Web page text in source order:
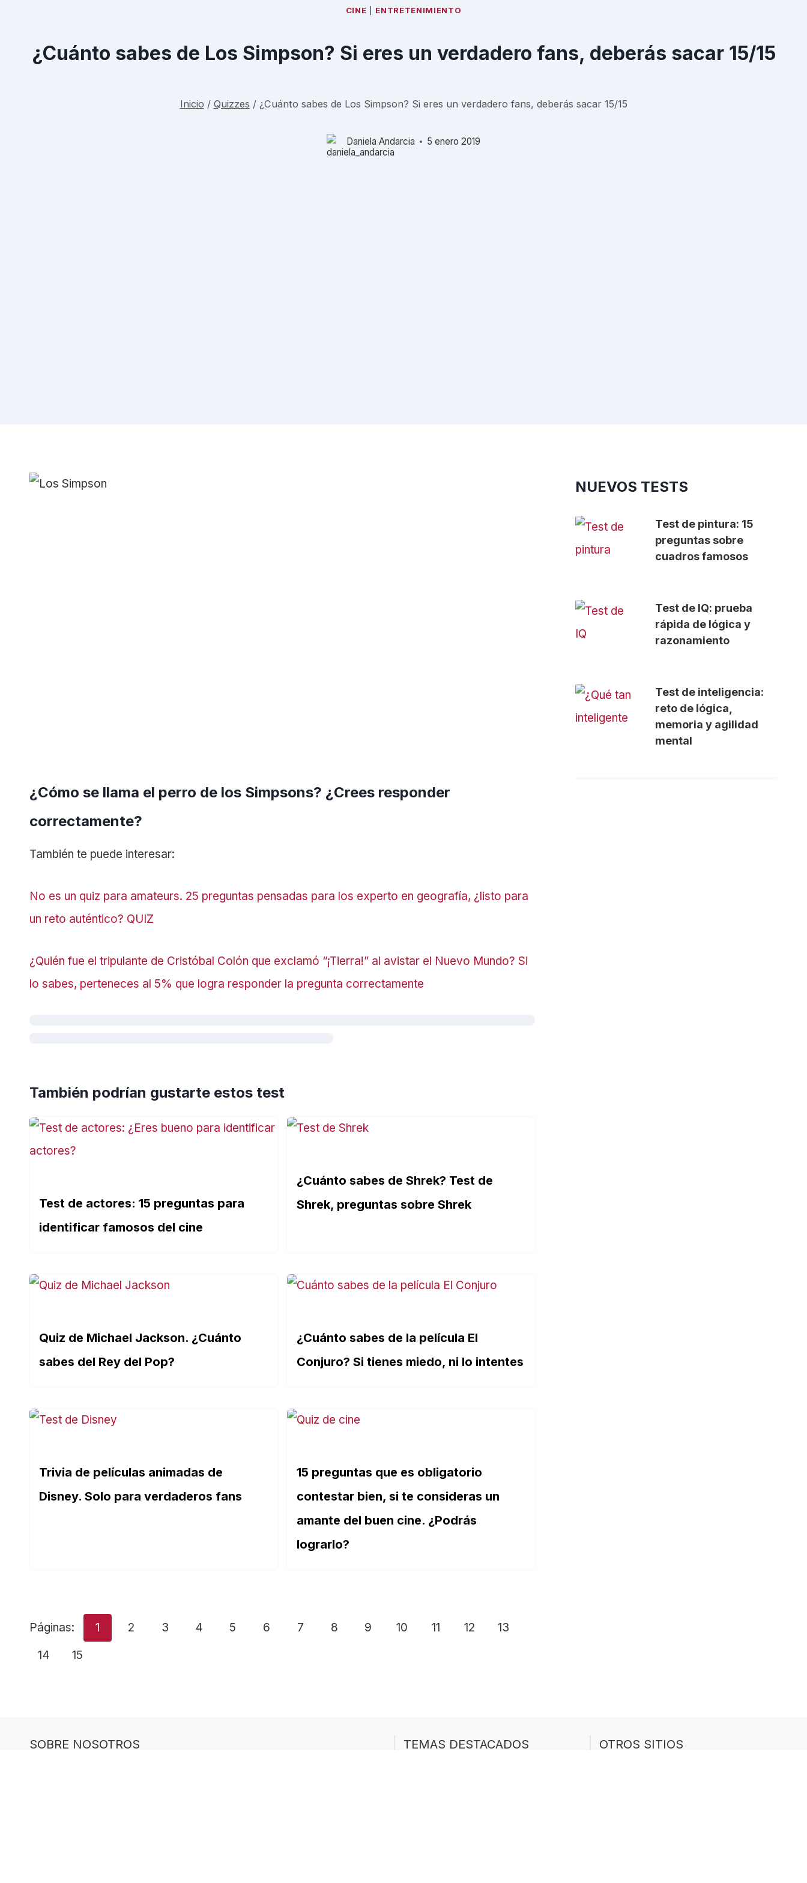
CINE ENTRETENIMIENTO
¿Cuánto sabes de Los Simpson? Si eres un verdadero fans, deberás sacar 15/15
Inicio / Quizzes / ¿Cuánto sabes de Los Simpson? Si eres un verdadero fans, deberás sacar 15/15
Daniela Andarcia 5 enero 2019
¿Cómo se llama el perro de los Simpsons? ¿Crees responder
correctamente?
También te puede interesar:
No es un quiz para amateurs. 25 preguntas pensadas para los experto en geografía, ¿listo para
un reto auténtico? QUIZ
¿Quién fue el tripulante de Cristóbal Colón que exclamó “¡Tierra!” al avistar el Nuevo Mundo? Si
lo sabes, perteneces al 5% que logra responder la pregunta correctamente
También podrían gustarte estos test
Test de actores: 15 preguntas para
identificar famosos del cine
¿Cuánto sabes de Shrek? Test de
Shrek, preguntas sobre Shrek
Quiz de Michael Jackson. ¿Cuánto
sabes del Rey del Pop?
¿Cuánto sabes de la película El
Conjuro? Si tienes miedo, ni lo intentes
Trivia de películas animadas de
Disney. Solo para verdaderos fans
15 preguntas que es obligatorio
contestar bien, si te consideras un
amante del buen cine. ¿Podrás
lograrlo?
Páginas: 1 2 3 4 5 6 7 8 9 10 11 12
13
14
15
NUEVOS TESTS
Test de pintura: 15
preguntas sobre
cuadros famosos
Test de IQ: prueba
rápida de lógica y
razonamiento
Test de inteligencia:
reto de lógica,
memoria y agilidad
mental
SOBRE NOSOTROS TEMAS DESTACADOS OTROS SITIOS